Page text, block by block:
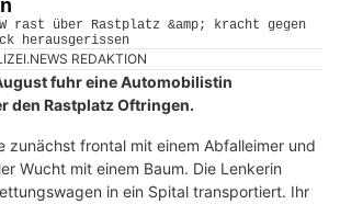
REDAKTION
fuhr eine Automobilistin
den Rastplatz Oftringen.
zunächst frontal mit einem Abfalleimer und
Wucht mit einem Baum. Die Lenkerin
in ein Spital transportiert. Ihr